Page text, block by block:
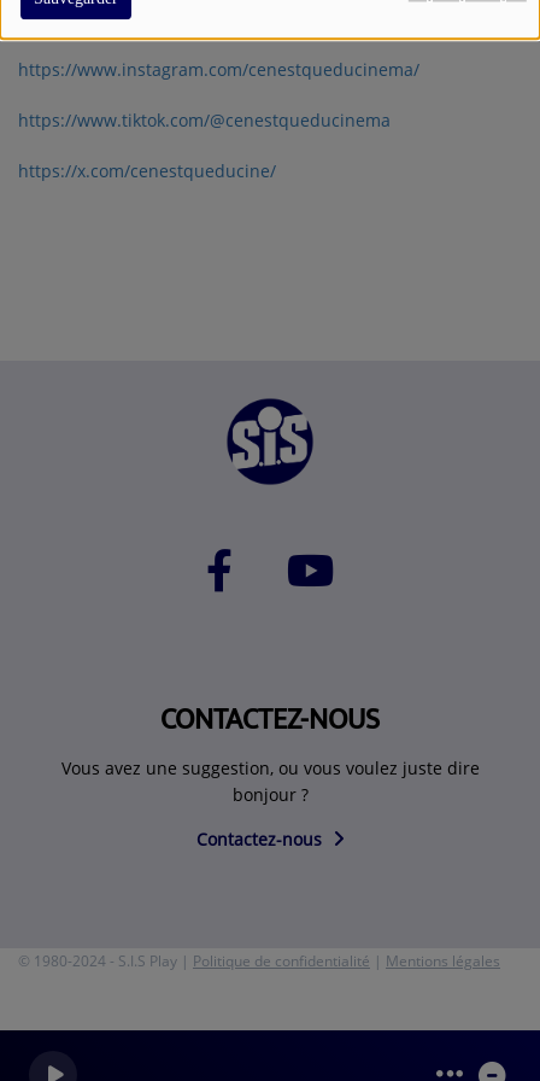
Retrouvez-nous sur:
https://www.instagram.com/cenestqueducinema/
https://www.tiktok.com/@cenestqueducinema
https://x.com/cenestqueducine/
CONTACTEZ-NOUS
Vous avez une suggestion, ou vous voulez juste dire
bonjour ?
Contactez-nous
© 1980-2024 - S.I.S Play | Politique de confidentialité | Mentions légales